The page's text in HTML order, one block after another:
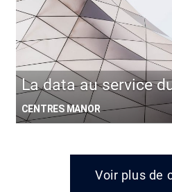
La data au service
CENTRES MANOR
Voir plus de